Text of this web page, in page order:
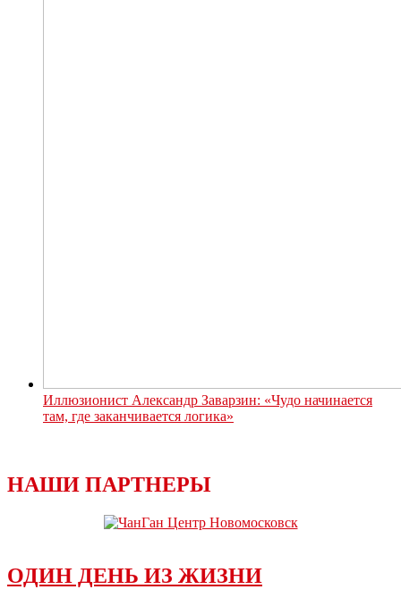
Иллюзионист Александр Заварзин: «Чудо начинается
там, где заканчивается логика»
НАШИ ПАРТНЕРЫ
ОДИН ДЕНЬ ИЗ ЖИЗНИ